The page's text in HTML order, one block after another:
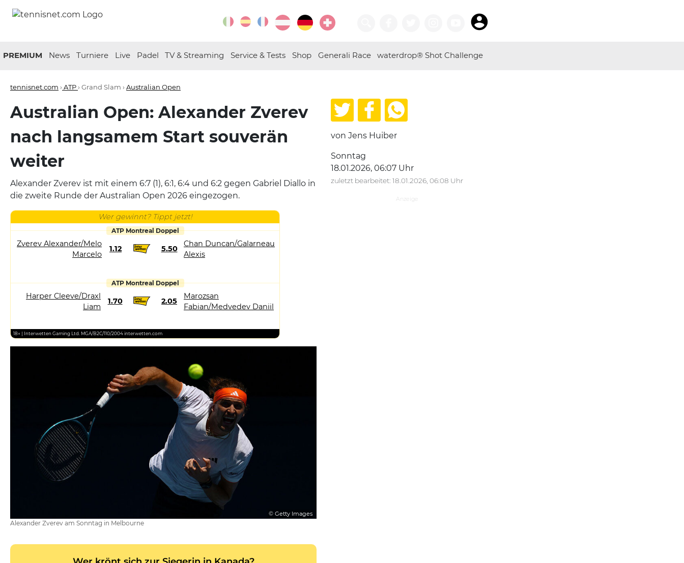
PREMIUM News Turniere Live Padel TV & Streaming Service & Tests Shop Generali Race waterdrop® Shot Challenge
tennisnet.com › ATP› Grand Slam › Australian Open
Australian Open: Alexander Zverev
nach langsamem Start souverän
weiter
Alexander Zverev ist mit einem 6:7 (1), 6:1, 6:4 und 6:2 gegen Gabriel Diallo in
die zweite Runde der Australian Open 2026 eingezogen.
Wer gewinnt? Tippt jetzt!
ATP Montreal Doppel
Zverev Alexander/Melo
Marcelo
1.12 5.50
Chan Duncan/Galarneau
Alexis
ATP Montreal Doppel
Harper Cleeve/Draxl
Liam
1.70 2.05
Marozsan
Fabian/Medvedev Daniil
18+ | Interwetten Gaming Ltd. MGA/B2C/110/2004 interwetten.com
© Getty Images
Alexander Zverev am Sonntag in Melbourne
von Jens Huiber
Sonntag
18.01.2026, 06:07 Uhr
zuletzt bearbeitet: 18.01.2026, 06:08 Uhr